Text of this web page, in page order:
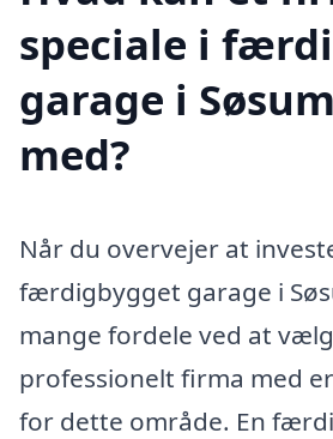
speciale i
garage i
med?
Når du overvejer at
færdigbygget garage i
mange fordele ved at
professionelt firma med
for dette område. En